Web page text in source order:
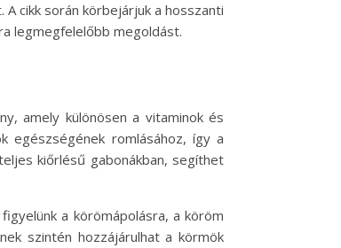
cikk során körbejárjuk a hosszanti
legmegfelelőbb megoldást.
amely különösen a vitaminok és
egészségének romlásához, így a
kiőrlésű gabonákban, segíthet
a körömápolásra, a köröm
szintén hozzájárulhat a körmök